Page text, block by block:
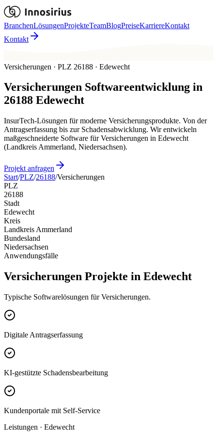
BranchenLösungenProjekteTeamBlogPreiseKarriereKontakt
Kontakt
Versicherungen · PLZ 26188 · Edewecht
Versicherungen Softwareentwicklung in
26188 Edewecht
InsurTech-Lösungen für moderne Versicherungsprodukte. Von der
Antragserfassung bis zur Schadensabwicklung. Wir entwickeln
maßgeschneiderte Software für Versicherungen in Edewecht
(Landkreis Ammerland, Niedersachsen).
Projekt anfragen
Start/PLZ/26188/Versicherungen
PLZ
26188
Stadt
Edewecht
Kreis
Landkreis Ammerland
Bundesland
Niedersachsen
Anwendungsfälle
Versicherungen Projekte in Edewecht
Typische Softwarelösungen für Versicherungen.
Digitale Antragserfassung
KI-gestützte Schadensbearbeitung
Kundenportale mit Self-Service
Leistungen · Edewecht